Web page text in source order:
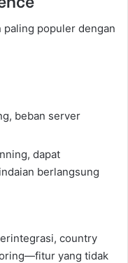
paling populer dengan
beban server
dapat
berlangsung
country
yang tidak